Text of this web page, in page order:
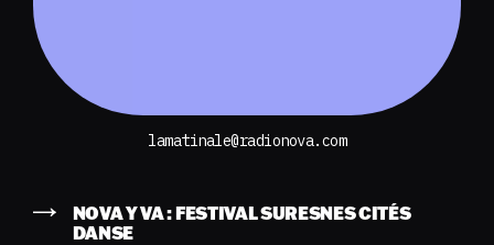
lamatinale@radionova.com
NOVA Y VA : FESTIVAL SURESNES CITÉS
DANSE